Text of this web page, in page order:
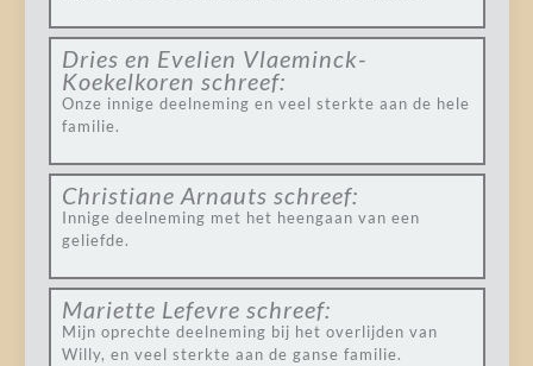
Dries en Evelien Vlaeminck-
Koekelkoren schreef:
Onze innige deelneming en veel sterkte aan de hele
familie.
Christiane Arnauts schreef:
Innige deelneming met het heengaan van een
geliefde.
Mariette Lefevre schreef:
Mijn oprechte deelneming bij het overlijden van
Willy, en veel sterkte aan de ganse familie.